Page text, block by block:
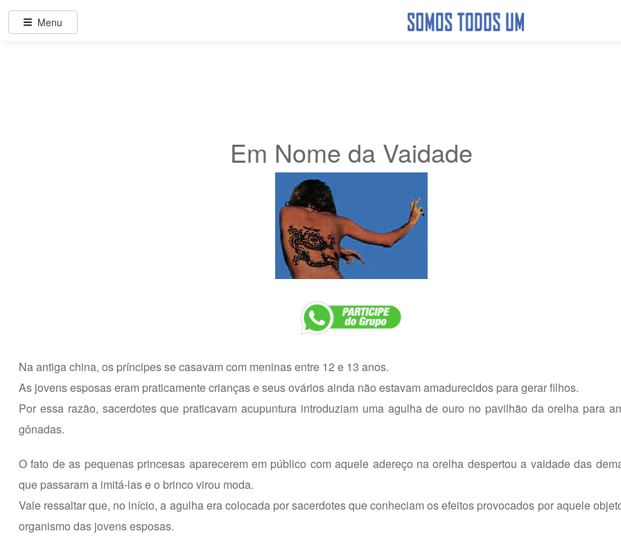
Em Nome da Vaidade
Na antiga china, os príncipes se casavam com meninas entre 12 e 13 anos.
As jovens esposas eram praticamente crianças e seus ovários ainda não estavam amadurecidos para gerar filhos.
Por essa razão, sacerdotes que praticavam acupuntura introduziam uma agulha de ouro no pavilhão da orelha para
gônadas.
O fato de as pequenas princesas aparecerem em público com aquele adereço na orelha despertou a vaidade das
que passaram a imitá-las e o brinco virou moda.
Vale ressaltar que, no início, a agulha era colocada por sacerdotes que conheciam os efeitos provocados por aquele
organismo das jovens esposas.
Menu